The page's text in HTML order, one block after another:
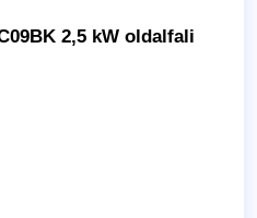
2,5 kW oldalfali